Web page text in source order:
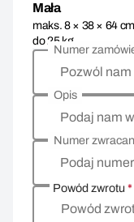
Mała
maks. 8 × 38 × 64
do 25 kg
Pozwól
Numer
Opis
Podaj
Numer
Powód zwrotu*
Powód